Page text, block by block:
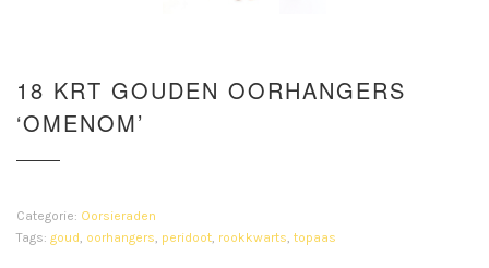
18 KRT GOUDEN OORHANGERS
‘OMENOM’
Categorie: Oorsieraden
Tags: goud, oorhangers, peridoot, rookkwarts, topaas